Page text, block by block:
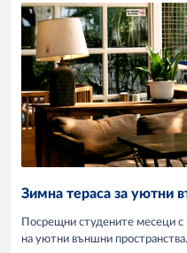
Зимна тераса за уютни
Посрещни студените месеци
на уютни външни